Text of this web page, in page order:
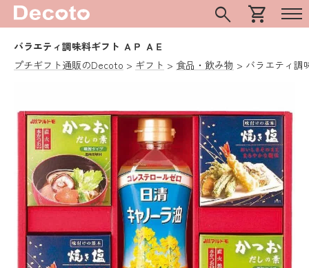
search shopping_cart
バラエティ調味料ギフト ＡＰ ＡＥ
プチギフト通販のDecoto
ギフト 食品・飲み物 バラエティ調